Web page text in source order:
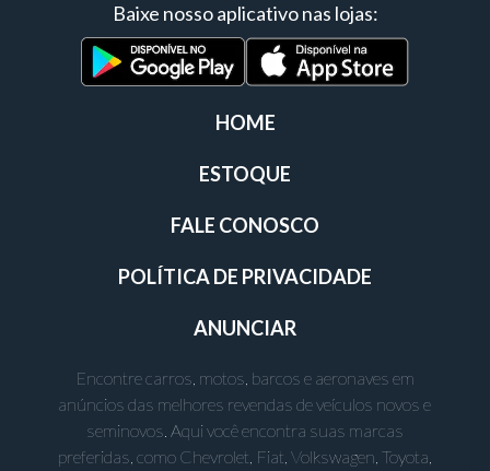
Baixe nosso aplicativo nas lojas:
HOME
ESTOQUE
FALE CONOSCO
POLÍTICA DE PRIVACIDADE
ANUNCIAR
Encontre carros, motos, barcos e aeronaves em
anúncios das melhores revendas de veículos novos e
seminovos. Aqui você encontra suas marcas
preferidas, como Chevrolet, Fiat, Volkswagen, Toyota,